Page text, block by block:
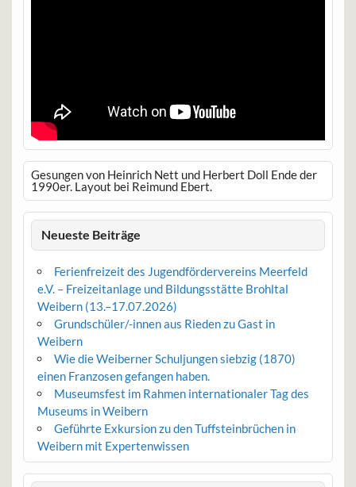
Gesungen von Heinrich Nett und Herbert Doll Ende der
1990er. Layout bei Reimund Ebert.
Neueste Beiträge
Ferienfreizeit des Jugendfördervereins Meerfeld
e.V. – Freizeitanlage und Bildungsstätte Brohltal
Weibern (13.–17.07.2026)
Grundschüler/-innen aus Rieden zu Gast in
Weibern
Wie die Weiberner Schuljungen siebzig (1870)
einen Franzosen gefangen haben.
Museumsfest im Rahmen internationaler Tag des
Museums in Weibern
Geführte Exkursion zu den Tuffsteinbrüchen in
Weibern mit Expertenwissen